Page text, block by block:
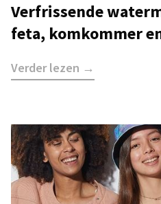
Verfrissende
feta, komkommer
Verder lezen →